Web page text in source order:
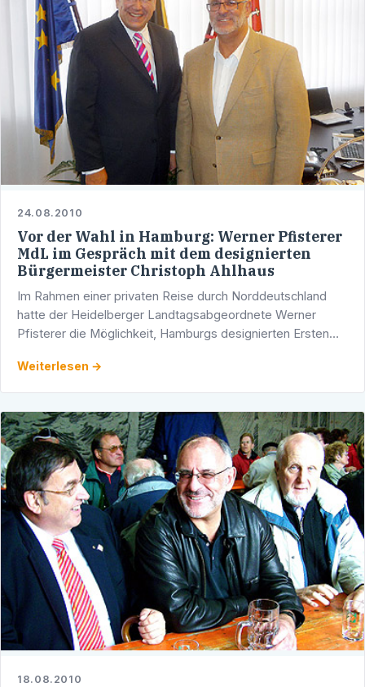
24.08.2010
Vor der Wahl in Hamburg: Werner Pfisterer
MdL im Gespräch mit dem designierten
Bürgermeister Christoph Ahlhaus
Im Rahmen einer privaten Reise durch Norddeutschland
hatte der Heidelberger Landtagsabgeordnete Werner
Pfisterer die Möglichkeit, Hamburgs designierten Ersten
…
Weiterlesen →
18.08.2010